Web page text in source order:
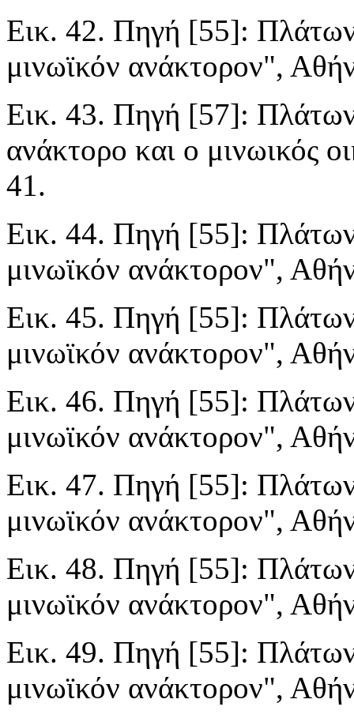
Εικ. 42. Πηγή [55]:
μινωϊκόν ανάκτορον",
Εικ. 43. Πηγή [57]:
ανάκτορο και ο μινωικός
41.
Εικ. 44. Πηγή [55]:
μινωϊκόν ανάκτορον",
Εικ. 45. Πηγή [55]:
μινωϊκόν ανάκτορον",
Εικ. 46. Πηγή [55]:
μινωϊκόν ανάκτορον",
Εικ. 47. Πηγή [55]:
μινωϊκόν ανάκτορον",
Εικ. 48. Πηγή [55]:
μινωϊκόν ανάκτορον",
Εικ. 49. Πηγή [55]:
μινωϊκόν ανάκτορον",